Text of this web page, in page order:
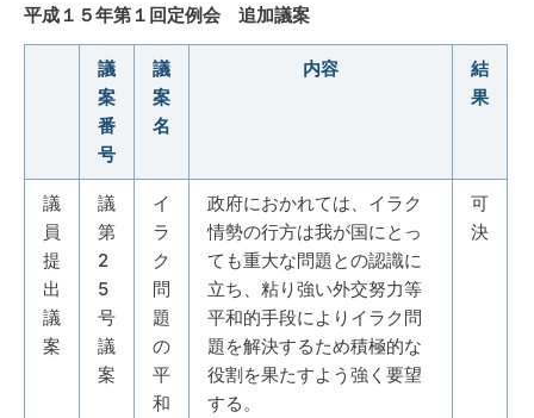
平成１５年第１回定例会 追加議案
議
案
番
号
議
案
名
内容
結
果
議
員
提
出
議
案
議
第
2
5
号
議
案
イ
ラ
ク
問
題
の
平
和
政府におかれては、イラク
情勢の行方は我が国にとっ
ても重大な問題との認識に
立ち、粘り強い外交努力等
平和的手段によりイラク問
題を解決するため積極的な
役割を果たすよう強く要望
する。
可
決